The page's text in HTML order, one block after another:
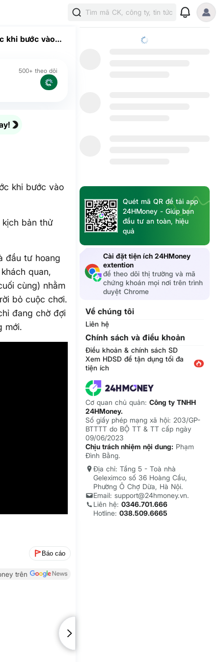
Tìm mã CK, công ty, tin tức
khi bước vào
500+ theo dõi
khi bước vào
bản thử
đầu tư hoang
quan,
cùng) nhằm
bỏ cuộc chơi.
đang chờ đợi
mới.
Báo cáo
trên
Quét mã QR để tải app
24HMoney - Giúp bạn
đầu tư an toàn, hiệu
quả
Cài đặt tiện ích 24HMoney
extention
để theo dõi thị trường và mã
chứng khoán mọi nơi trên trình
duyệt Chrome
Về chúng tôi
Liên hệ
Chính sách và điều khoản
Điều khoản & chính sách SD
Xem HDSD để tận dụng tối đa
tiện ích
Cơ quan chủ quản:Công ty TNHH
24HMoney.
Số giấy phép mạng xã hội: 203/GP-
BTTTT do BỘ TT & TT cấp ngày
09/06/2023
Chịu trách nhiệm nội dung: Phạm
Đình Bằng.
Địa chỉ: Tầng 5 - Toà nhà
Geleximco số 36 Hoàng Cầu,
Phường Ô Chợ Dừa, Hà Nội.
Email: support@24hmoney.vn.
Liên hệ:0346.701.666
Hotline:038.509.6665